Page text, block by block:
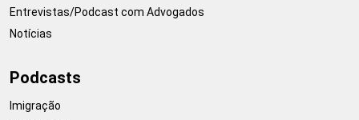
Entrevistas/Podcast com Advogados
Notícias
Podcasts
Imigração